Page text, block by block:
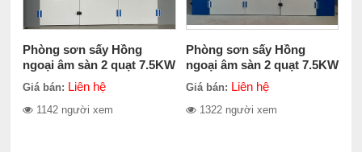
Phòng sơn sấy Hồng
ngoại âm sàn 2 quạt 7.5KW
2 sàn hở
Giá bán: Liên hệ
1142 người xem
Phòng sơn sấy Hồng
ngoại âm sàn 2 quạt 7.5KW
3 sàn hở
Giá bán: Liên hệ
1322 người xem